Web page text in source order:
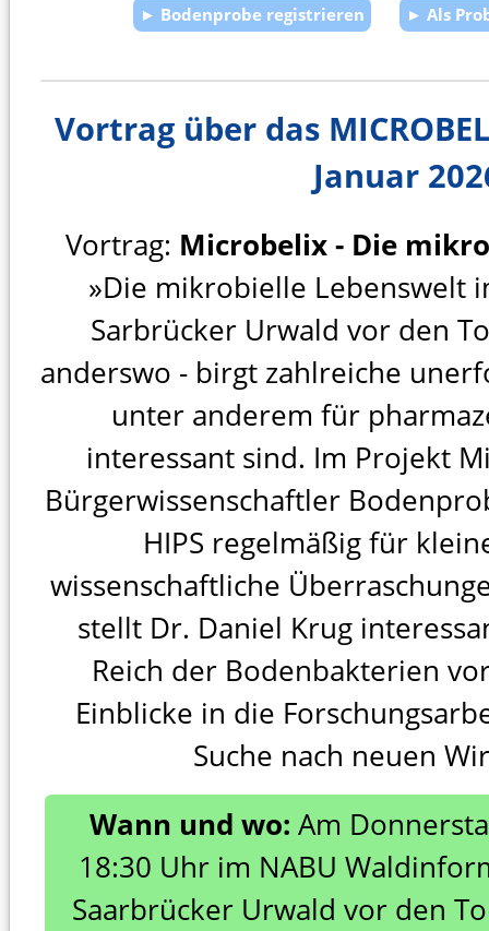
► Bodenprobe registrieren ► Als
Vortrag über das
Januar
Vortrag: Microbelix - Die
»Die mikrobielle Lebenswelt
Sarbrücker Urwald vor den
anderswo - birgt zahlreiche
unter anderem für
interessant sind. Im Projekt
Bürgerwissenschaftler
HIPS regelmäßig für
wissenschaftliche
stellt Dr. Daniel Krug
Reich der Bodenbakterien
Einblicke in die
Suche nach neuen
Wann und wo: Am
18:30 Uhr im NABU
Saarbrücker Urwald vor den